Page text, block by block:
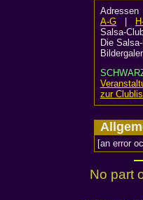
Adressen
A-G
Salsa-
Die
zur
[an error
No part